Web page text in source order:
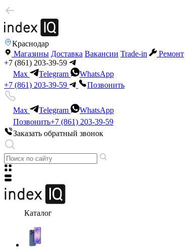
Краснодар
Магазины Доставка Вакансии Trade-in
Ремонт
+7 (861) 203-39-59
Max
Telegram
WhatsApp
+7 (861) 203-39-59
Позвонить
Max Telegram
WhatsApp
Позвонить+7 (861) 203-39-59
Заказать обратный звонок
Каталог